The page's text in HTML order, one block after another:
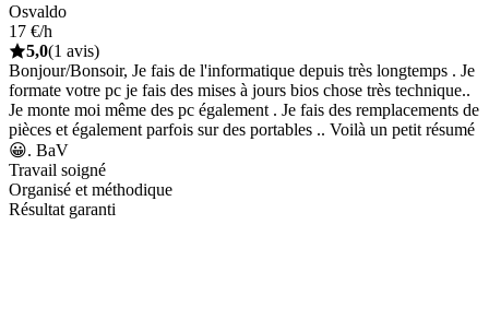
Osvaldo
17 €/h
5,0(1 avis)
Bonjour/Bonsoir, Je fais de l'informatique depuis très longtemps . Je
formate votre pc je fais des mises à jours bios chose très technique..
Je monte moi même des pc également . Je fais des remplacements de
pièces et également parfois sur des portables .. Voilà un petit résumé
😀. BaV
Travail soigné
Organisé et méthodique
Résultat garanti